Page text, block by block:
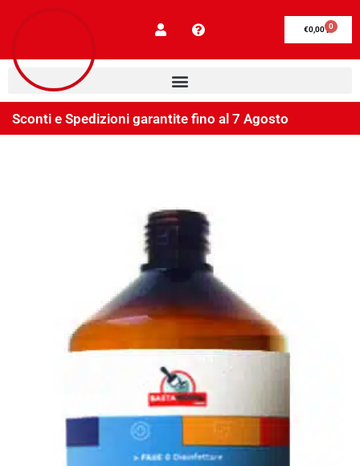
€0,00 0
Sconti e Spedizioni garantite fino al 7 Agosto